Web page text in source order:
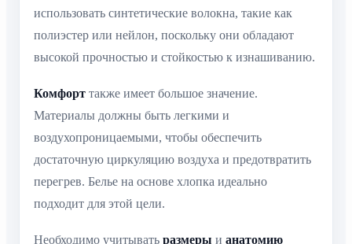
использовать синтетические волокна, такие как
полиэстер или нейлон, поскольку они обладают
высокой прочностью и стойкостью к изнашиванию.
Комфорт также имеет большое значение.
Материалы должны быть легкими и
воздухопроницаемыми, чтобы обеспечить
достаточную циркуляцию воздуха и предотвратить
перегрев. Белье на основе хлопка идеально
подходит для этой цели.
Необходимо учитывать размеры и анатомию